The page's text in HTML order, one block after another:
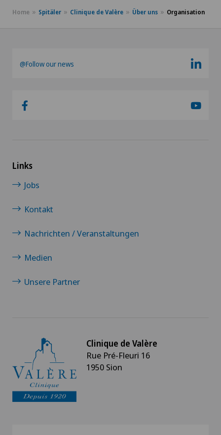
Home Spitäler Clinique de Valère Über uns Organisation
@Follow our news
Links
Jobs
Kontakt
Nachrichten / Veranstaltungen
Medien
Unsere Partner
Clinique de Valère
Rue Pré-Fleuri 16
1950 Sion